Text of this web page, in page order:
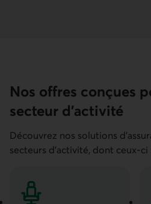
Nos offres conçues
secteur d’activité
Découvrez nos solutions
secteurs d’activité, dont ceux-ci